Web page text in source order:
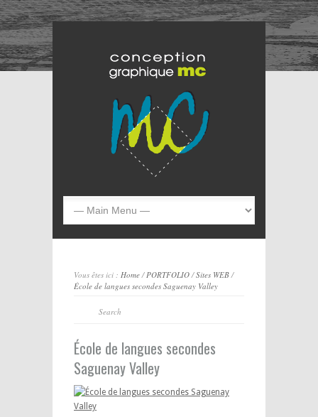
Vous êtes ici : Home/PORTFOLIO/Sites WEB/
École de langues secondes Saguenay Valley
École de langues secondes
Saguenay Valley